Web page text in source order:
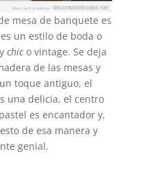
mesa de banquete es
un estilo de boda o
chico vintage. Se deja
de las mesas y
toque antiguo, el
una delicia, el centro
es encantador y,
de esa manera y
genial.